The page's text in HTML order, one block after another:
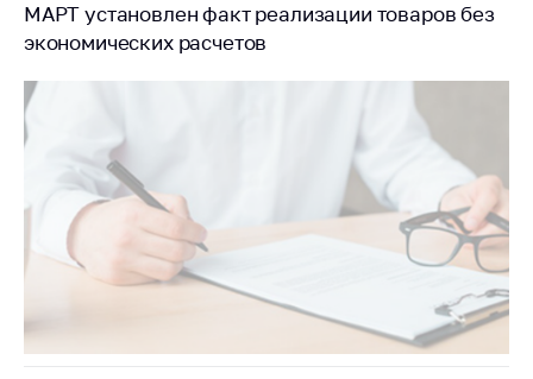
МАРТ установлен факт реализации товаров без
экономических расчетов